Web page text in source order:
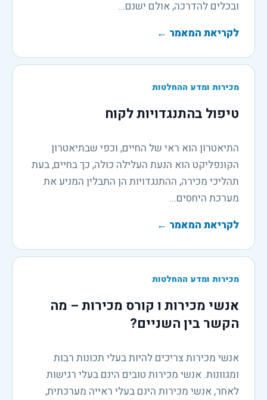
ובכלים להדרכה, אולם ישנם...
לקריאת המאמר ←
מכירות ומדע ההחלטות
טיפול בהתנגדויות לקוח
התיאטרון הוא ראי של החיים, וכפי שבתיאטרון
הקונפליקט הוא הנעת העלילה כולה, כך בחיים, בעת
תהליכי מכירה, ההתנגדויות הן התבלין המניע את
מערכת היחסים...
לקריאת המאמר ←
מכירות ומדע ההחלטות
אנשי מכירות ו קורס מכירות – מה
הקשר בין השניים?
אנשי מכירות צריכים להיות בעלי תכונות רבות
ומגוונות. אנשי מכירות טובים הינם בעלי רגישות
לאחר, אנשי מכירות הינם בעלי ראייה מערכתית,